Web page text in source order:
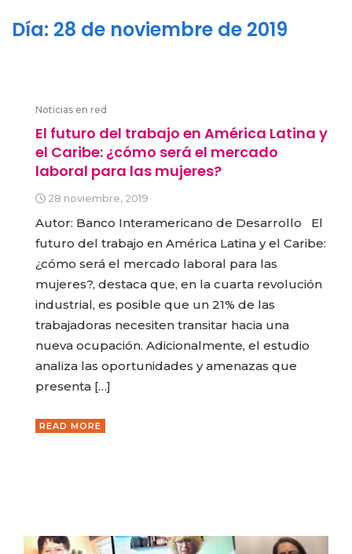
Día: 28 de noviembre de 2019
Noticias en red
El futuro del trabajo en América Latina y
el Caribe: ¿cómo será el mercado
laboral para las mujeres?
28 noviembre, 2019
Autor: Banco Interamericano de Desarrollo El
futuro del trabajo en América Latina y el Caribe:
¿cómo será el mercado laboral para las
mujeres?, destaca que, en la cuarta revolución
industrial, es posible que un 21% de las
trabajadoras necesiten transitar hacia una
nueva ocupación. Adicionalmente, el estudio
analiza las oportunidades y amenazas que
presenta […]
READ MORE